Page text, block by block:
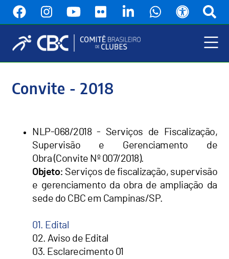
conteúdo
Principal
Convite - 2018
NLP-068/2018 - Serviços de Fiscalização,
Supervisão e Gerenciamento de
Obra (Convite Nº 007/2018).
Objeto: Serviços de fiscalização, supervisão
e gerenciamento da obra de ampliação da
sede do CBC em Campinas/SP.
01. Edital
02. Aviso de Edital
03. Esclarecimento 01